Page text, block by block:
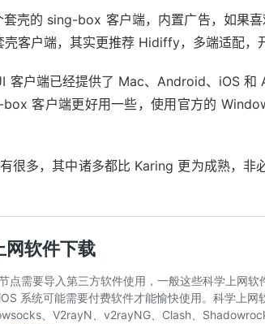
壳的 sing-box 客户端，内置广告，如果
客户端，其实更推荐 Hidiffy，多端适配，
客户端已经提供了 Mac、Android、iOS 和
客户端更好用一些，使用官方的
很多，其中诸多都比 Karing 更为成熟，非